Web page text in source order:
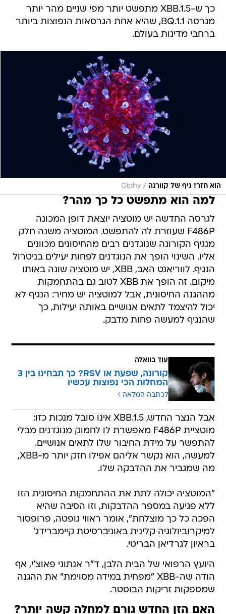
כך ש-XBB.1.5 מתפשט יותר מפי שניים מהר יותר
מגרסה BQ.1.1, שהיא אחת הגרסאות הנפוצות ביותר
ברחבי מדינות בעולם.
הוא חזר! גיף של קוורנה /
Giphy
למה הוא מתפשט כל כך מהר?
לגרסה החדשה יש מוטציה יוצאת דופן המכונה
F486P שעוזרת לה להתפשט. המוטציה משנה חלק
מנגיף הקורונה שנוגדנים רבים מהחיסונים מכוונים
אליו. השינוי הופך את הנוגדנים לפחות יעילים בניטרול
הנגיף. לווריאנט האב, XBB, יש מוטציה שונה באותו
מיקום. זה הופך את XBB לטוב גם בהתחמקות
מההגנה החיסונית, אבל למוטציה יש מחיר: הנגיף לא
יכול להיצמד לתאים אנושיים באותה יעילות, כך
שהנגיף למעשה פחות מדבק.
עוד בוואלה
קורונה, שפעת או RSV? כך תבחינו בין 3
המחלות הכי נפוצות עכשיו
לכתבה המלאה
אבל הנצר החדש, XBB.1.5 אינו סובל מנכות כזו:
מוטציית F486P מאפשרת לו לחמוק מנוגדנים מבלי
להתפשר על מידת החיבור שלו לתאים אנושיים.
למעשה, הוא נקשר אליהם אפילו חזק יותר מ-XBB,
מה שמגביר את ההדבקה שלו.
"המוטציה יכולה לתת את ההתחמקות החיסונית הזו
ללא פגיעה במספר ההדבקות, וזו הסיבה שהיא
הפכה כל כך מוצלחת", אומר ראווי גופטה, פרופסור
למיקרוביולוגיה קלינית באוניברסיטת קיימברידג'
בראיון לגרדיאן הבריטי.
היועץ הרפואי של הבית הלבן, ד"ר אנתוני פאוצ'י, אף
הודה שה-XBB "מפחית במידה מסוימת" את ההגנה
שמספקות זריקות הבוסטר.
האם הזן החדש גורם למחלה קשה יותר?